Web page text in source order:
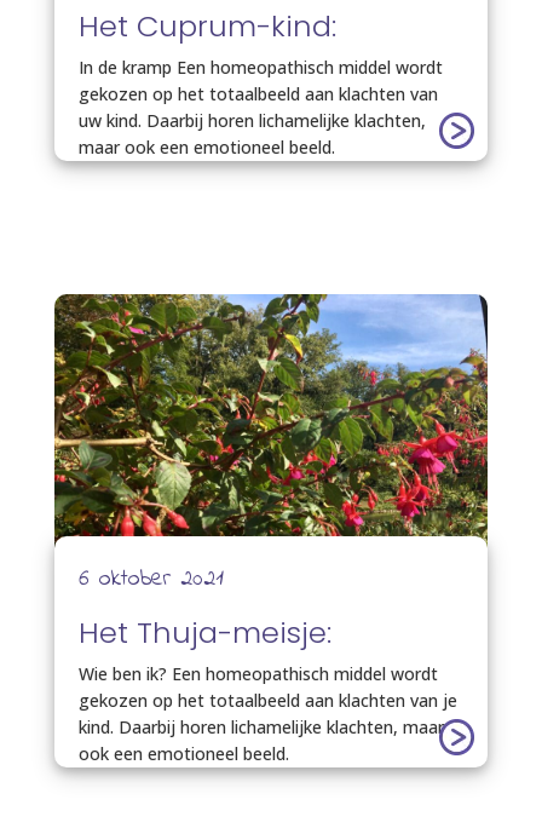
Het Cuprum-kind:
In de kramp Een homeopathisch middel wordt
gekozen op het totaalbeeld aan klachten van
uw kind. Daarbij horen lichamelijke klachten,
maar ook een emotioneel beeld.
6 oktober 2021
Het Thuja-meisje:
Wie ben ik? Een homeopathisch middel wordt
gekozen op het totaalbeeld aan klachten van je
kind. Daarbij horen lichamelijke klachten, maar
ook een emotioneel beeld.